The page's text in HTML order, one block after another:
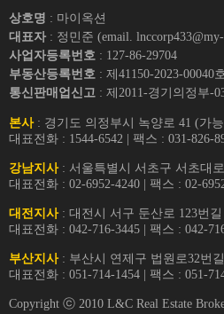
상호명 : 마이옥션
대표자 : 정민준 (email.
사업자등록번호 : 127-86-29704
부동산등록번호 : 제41150-2023-00040
통신판매업신고 : 제2011-경기의정부-
본사: 경기도 의정부시 녹양로 41 (가
대표전화 : 1544-6542 | 팩스 : 031-826-
강남지사: 서울특별시 서초구 서초대
대표전화 : 02-6952-4240 | 팩스 : 02-
대전지사: 대전시 서구 둔산로 123번길
대표전화 : 042-716-3445 | 팩스 : 042-
부산지사: 부산시 연제구 법원로32번
대표전화 : 051-714-1454 | 팩스 : 051-
Copyright ⓒ 2010 L&C Real Estate